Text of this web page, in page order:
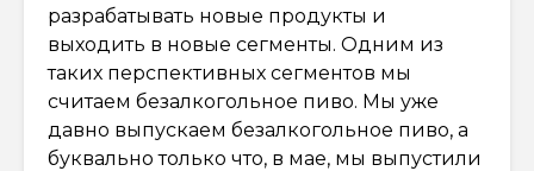
разрабатывать новые продукты и
выходить в новые сегменты. Одним из
таких перспективных сегментов мы
считаем безалкогольное пиво. Мы уже
давно выпускаем безалкогольное пиво, а
буквально только что, в мае, мы выпустили